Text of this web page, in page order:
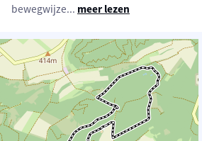
bewegwijze... meer lezen